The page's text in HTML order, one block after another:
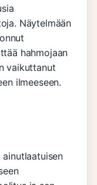
Näytelmään
hahmojaan
vaikuttanut
ilmeeseen.